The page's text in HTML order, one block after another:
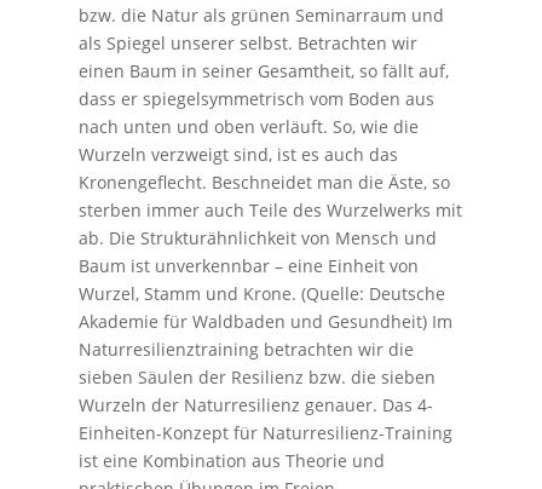
bzw. die Natur als grünen Seminarraum und
als Spiegel unserer selbst. Betrachten wir
einen Baum in seiner Gesamtheit, so fällt auf,
dass er spiegelsymmetrisch vom Boden aus
nach unten und oben verläuft. So, wie die
Wurzeln verzweigt sind, ist es auch das
Kronengeflecht. Beschneidet man die Äste, so
sterben immer auch Teile des Wurzelwerks mit
ab. Die Strukturähnlichkeit von Mensch und
Baum ist unverkennbar – eine Einheit von
Wurzel, Stamm und Krone. (Quelle: Deutsche
Akademie für Waldbaden und Gesundheit) Im
Naturresilienztraining betrachten wir die
sieben Säulen der Resilienz bzw. die sieben
Wurzeln der Naturresilienz genauer. Das 4-
Einheiten-Konzept für Naturresilienz-Training
ist eine Kombination aus Theorie und